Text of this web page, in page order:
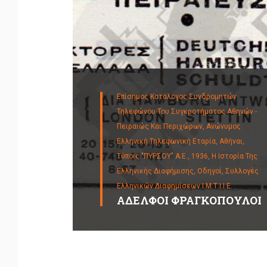
Επίσημος Κατάλογος Συνδρομητών
Τηλεφώνου Του Συγκροτήματος Αθηνών -
Πειραιώς Και Περιχώρων, Ανώνυμος
Ελληνική Τηλεφωνική Εταρία, Αθήναι,
Τύποις "ΠΥΡΣΟΥ" Α.Ε., 1936, Η Ιστορία Της
Ελληνικής Διαφήμισης, Οδηγοί, Συλλογές
Ελληνικών Διαφημίσεων Ι.Μ.Τ.Ι.Ι.Ε.
ΑΔΕΛΦΟΙ ΦΡΑΓΚΟΠΟΥΛΟΙ